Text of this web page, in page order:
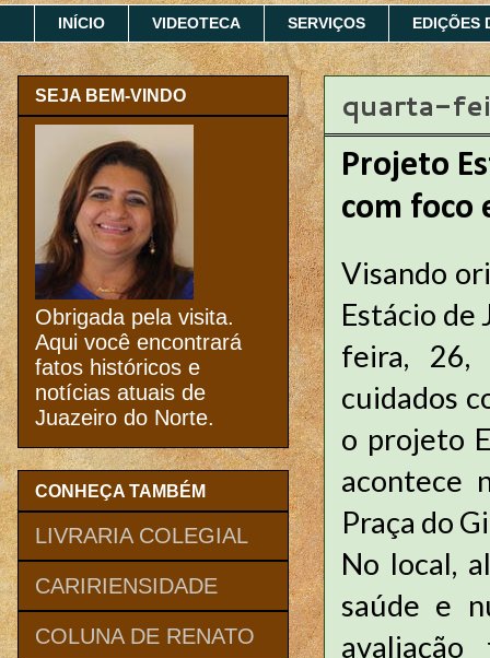
INÍCIO VIDEOTECA SERVIÇOS EDIÇÕES
quarta-
Projeto
com foco
Visando
Estácio
feira, 26,
cuidados
o projeto
acontece
Praça do
No local,
saúde e
SEJA BEM-VINDO
Obrigada pela visita.
Aqui você encontrará
fatos históricos e
notícias atuais de
Juazeiro do Norte.
CONHEÇA TAMBÉM
LIVRARIA COLEGIAL
CARIRIENSIDADE
COLUNA DE RENATO